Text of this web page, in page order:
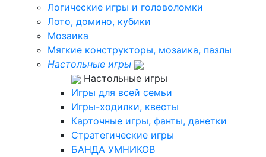
Логические игры и головоломки
Лото, домино, кубики
Мозаика
Мягкие конструкторы, мозаика, пазлы
Настольные игры
Настольные игры
Игры для всей семьи
Игры-ходилки, квесты
Карточные игры, фанты, данетки
Стратегические игры
БАНДА УМНИКОВ